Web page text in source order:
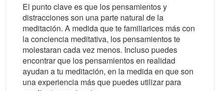
El punto clave es que los pensamientos y
distracciones son una parte natural de la
meditación. A medida que te familiarices más con
la conciencia meditativa, los pensamientos te
molestaran cada vez menos. Incluso puedes
encontrar que los pensamientos en realidad
ayudan a tu meditación, en la medida en que son
una experiencia más que puedes utilizar para